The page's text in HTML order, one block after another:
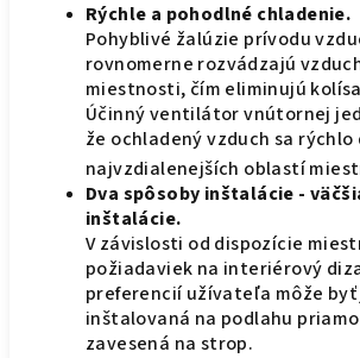
Rýchle a pohodlné chladenie.
Pohyblivé žalúzie prívodu
rovnomerne rozvádzajú
miestnosti, čím eliminujú
Účinný ventilátor vnútornej
že ochladený vzduch sa
najvzdialenejších oblastí
Dva spôsoby inštalácie -
inštalácie.
V závislosti od dispozície
požiadaviek na interiérový
preferencií užívateľa môže
inštalovaná na podlahu
zavesená na strop.